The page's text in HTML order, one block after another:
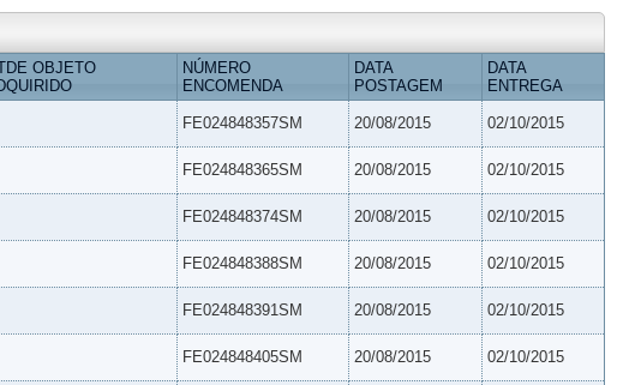
OBJETO
NÚMERO
ENCOMENDA
DATA
POSTAGEM
DATA
ENTREGA
FE024848357SM 20/08/2015 02/10/2015
FE024848365SM 20/08/2015 02/10/2015
FE024848374SM 20/08/2015 02/10/2015
FE024848388SM 20/08/2015 02/10/2015
FE024848391SM 20/08/2015 02/10/2015
FE024848405SM 20/08/2015 02/10/2015